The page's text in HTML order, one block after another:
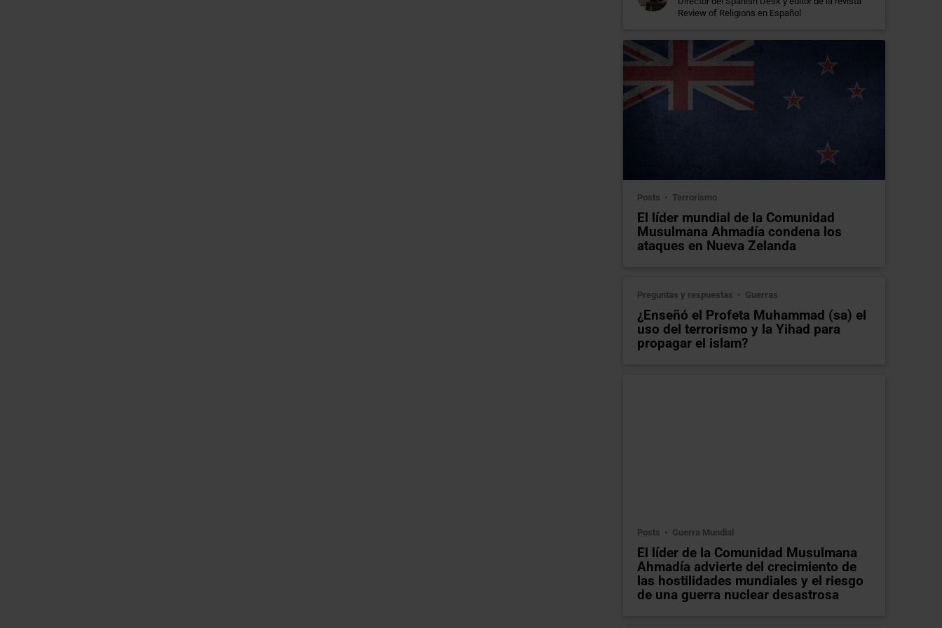
Review of Religions en Español
Posts Terrorismo
El líder mundial de la Comunidad
Musulmana Ahmadía condena los
ataques en Nueva Zelanda
Preguntas y respuestas Guerras
¿Enseñó el Profeta Muhammad (sa) el
uso del terrorismo y la Yihad para
propagar el islam?
Posts Guerra Mundial
El líder de la Comunidad Musulmana
Ahmadía advierte del crecimiento de
las hostilidades mundiales y el riesgo
de una guerra nuclear desastrosa